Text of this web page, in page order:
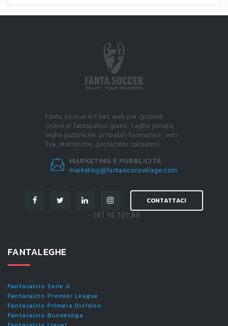
Fanta.Soccer è il sito web per giocare
online al fantacalcio gratis. Leghe private,
leghe pubbliche, probabili formazioni, voti
live, statistiche, quotazioni calciatori.
MARKETING E PUBBLICITÀ
marketing@fantasoccevillage.com
CONTATTACI
- 141.95.101.85
FANTALEGHE
Fantacalcio Serie A
Fantacalcio Premier League
Fantacalcio Primera Division
Fantacalcio Bundesliga